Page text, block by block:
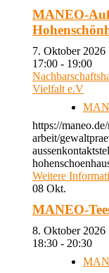
MANEO-
7. Oktober
17:00 - 19:00
Vielfalt e.V
https://
arbeit/
Weitere
08 Okt.
MANEO-
8. Oktober
18:30 - 20:30